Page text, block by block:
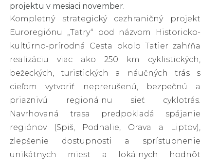
projektu v mesiaci november.
Kompletný strategický cezhraničný projekt
Euroregiónu „Tatry“ pod názvom Historicko-
kultúrno-prírodná Cesta okolo Tatier zahŕňa
realizáciu viac ako 250 km cyklistických,
bežeckých, turistických a náučných trás s
cieľom vytvoriť neprerušenú, bezpečnú a
priaznivú regionálnu sieť cyklotrás.
Navrhovaná trasa predpokladá spájanie
regiónov (Spiš, Podhalie, Orava a Liptov),
zlepšenie dostupnosti a sprístupnenie
unikátnych miest a lokálnych hodnôt